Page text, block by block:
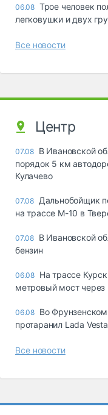
06.08 Трое человек
легковушки и двух
Все новости
Центр
07.08 В Ивановской
порядок 5 км
Кулачево
07.08 Дальнобойщик
на трассе М-10 в
07.08 В Ивановской
бензин
06.08 На трассе
метровый мост через
06.08 Во
протаранил Lada Vesta
Все новости